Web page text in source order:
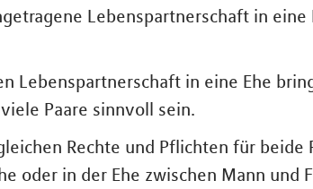
Lebenspartnerschaft in eine
Lebenspartnerschaft in eine Ehe
Paare sinnvoll sein.
Rechte und Pflichten für beide
oder in der Ehe zwischen Mann und